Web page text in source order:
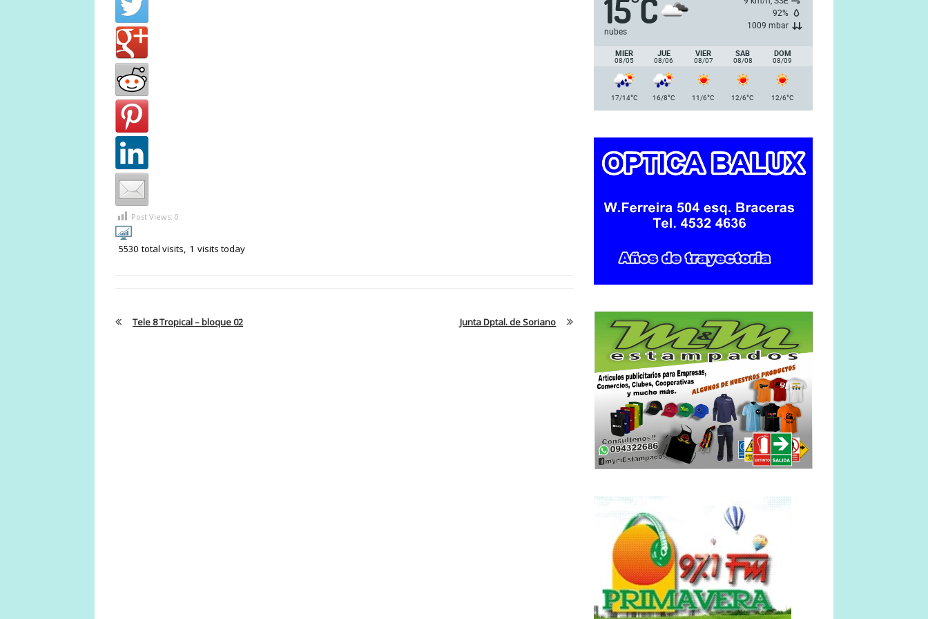
15 C
nubes
92%
1009 mbar
MIER
08/05
JUE
08/06
VIER
08/07
SAB
08/08
DOM
08/09
17/14°C 16/8°C 11/6°C 12/6°C 12/6°C
Post Views: 0
5530 total visits, 1 visits today
Tele 8 Tropical – bloque 02 Junta Dptal. de Soriano